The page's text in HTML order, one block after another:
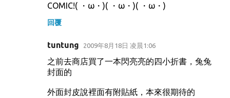
COMIC!( ・ω・)( ・ω・)( ・ω・)
回覆
tuntung 2009年8月18日 凌晨1:06
之前去商店買了一本閃亮亮的四小折書，兔兔
封面的
外面封皮說裡面有附貼紙，本來很期待的